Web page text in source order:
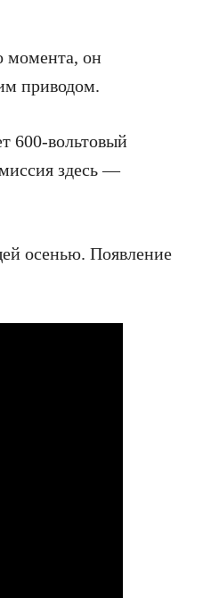
момента, он
приводом.
600-вольтовый
здесь —
осенью. Появление